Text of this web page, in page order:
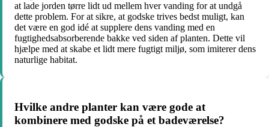
at lade jorden tørre lidt ud mellem hver vanding for at undgå
dette problem. For at sikre, at godske trives bedst muligt, kan
det være en god idé at supplere dens vanding med en
fugtighedsabsorberende bakke ved siden af planten. Dette vil
hjælpe med at skabe et lidt mere fugtigt miljø, som imiterer dens
naturlige habitat.
Hvilke andre planter kan være gode at
kombinere med godske på et badeværelse?